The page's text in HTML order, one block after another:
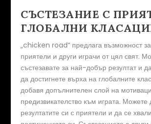
СЪСТЕЗАНИЕ С
ГЛОБАЛНИ
„chicken road“ предлага възможност
приятели и други играчи от цял свят.
състезавате за най-добър резултат и
да достигнете върха на глобалните
добавя допълнителен слой на
предизвикателство към играта. Можете
резултатите си с приятели и да се